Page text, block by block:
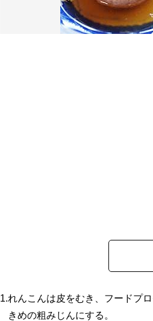
1.れんこんは皮をむき、フードプ
きめの粗みじんにする。